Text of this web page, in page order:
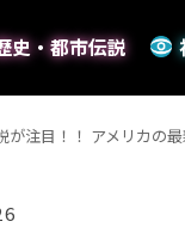
史・都市伝説
が注目！！ アメリカの